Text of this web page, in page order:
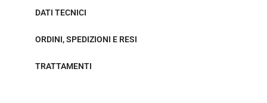
DATI TECNICI
ORDINI, SPEDIZIONI E RESI
TRATTAMENTI